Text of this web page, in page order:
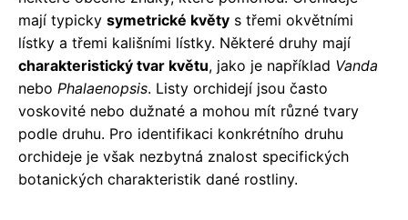
mají typicky symetrické květy s třemi okvětními
lístky a třemi kališními lístky. Některé druhy mají
charakteristický tvar květu, jako je například Vanda
nebo Phalaenopsis. Listy orchidejí jsou často
voskovité nebo dužnaté a mohou mít různé tvary
podle druhu. Pro identifikaci konkrétního druhu
orchideje je však nezbytná znalost specifických
botanických charakteristik dané rostliny.